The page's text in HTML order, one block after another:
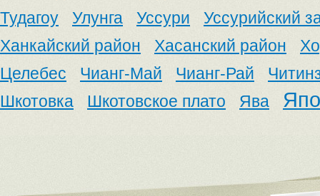
Тудагоу
Улунга Уссури
Уссурийский
Ханкайский район
Хасанский район
Целебес
Чианг-Май Чианг-Рай
Шкотовка
Шкотовское плато Ява